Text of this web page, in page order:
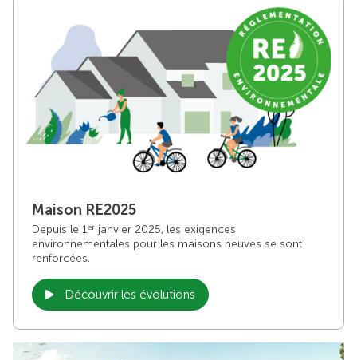
Maison RE2025
Depuis le 1er janvier 2025, les exigences
environnementales pour les maisons neuves se sont
renforcées.
Découvrir les évolutions